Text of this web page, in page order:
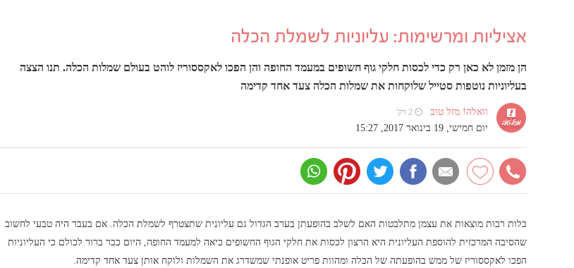
אציליות ומרשימות: עליוניות לשמלת הכלה
הן מזמן לא כאן רק כדי לכסות חלקי גוף חשופים במעמד החופה והן הפכו לאקססוריז לוהט בעולם שמלות הכלה. תנו הצצה
בעליוניות נוטפות סטייל שלוקחות את שמלות הכלה צעד אחד קדימה
וואלה! מזל טוב ⏲ 2 דק'
יום חמישי, 19 בינואר 2017, 15:27
כלות רבות מוצאות את עצמן מתלבטות האם לשלב בהופעתן בערב הגדול גם עליונית שתצטרף לשמלת הכלה. אם בעבר היה טבעי לחשוב
שהסיבה המרכזית להוספת העליונית היא הרצון לכסות את חלקי הגוף החשופים כיאה למעמד החופה, היום כבר ברור לכולם כי העליוניות
הפכו לאקססוריז של ממש בהופעתה של הכלה ומהוות פריט אופנתי שמשדרג את השמלות ולוקח אותן צעד אחד קדימה.